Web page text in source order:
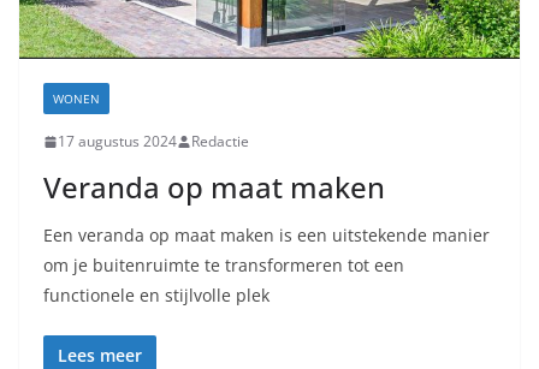
WONEN
17 augustus 2024 Redactie
Veranda op maat maken
Een veranda op maat maken is een uitstekende manier
om je buitenruimte te transformeren tot een
functionele en stijlvolle plek
Lees meer